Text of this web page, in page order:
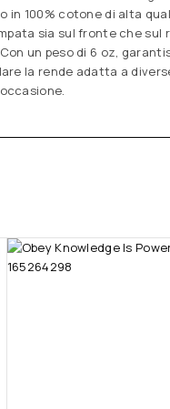
in 100% cotone di alta
sia sul fronte che sul
un peso di 6 oz,
la rende adatta a